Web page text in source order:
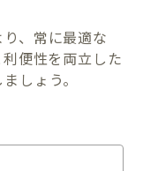
、常に最適な
便性を両立した
しょう。